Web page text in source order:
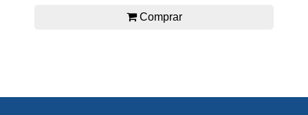
Comprar